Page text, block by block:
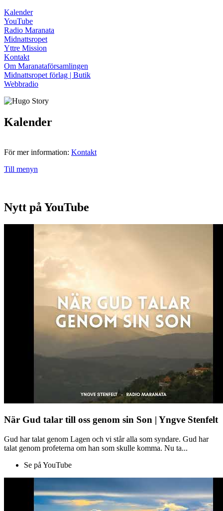
Kalender
YouTube
Radio Maranata
Midnattsropet
Yttre Mission
Kontakt
Om Maranataförsamlingen
Midnattsropet förlag | Butik
Webbradio
Kalender
För mer information: Kontakt
Till menyn
Nytt på YouTube
När Gud talar till oss genom sin Son | Yngve Stenfelt
Gud har talat genom Lagen och vi står alla som syndare. Gud har
talat genom profeterna om han som skulle komma. Nu ta...
Se på YouTube